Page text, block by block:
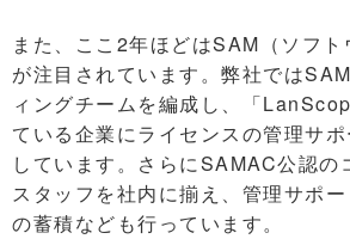
また、ここ2年ほどはSAM（ソフト
が注目されています。弊社では
ィングチームを編成し、「
ている企業にライセンスの管理サ
しています。さらにSAMAC公認の
スタッフを社内に揃え、管理サポ
の蓄積なども行っています。